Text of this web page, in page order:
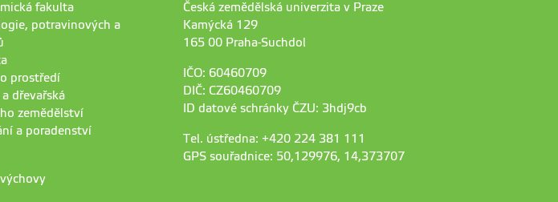
fakulta
potravinových a
prostředí
dřevařská
zemědělství
a poradenství
Česká zemědělská univerzita v Praze
Kamýcká 129
165 00 Praha-Suchdol
IČO: 60460709
DIČ: CZ60460709
ID datové schránky ČZU: 3hdj9cb
Tel. ústředna: +420 224 381 111
GPS souřadnice: 50,129976, 14,373707